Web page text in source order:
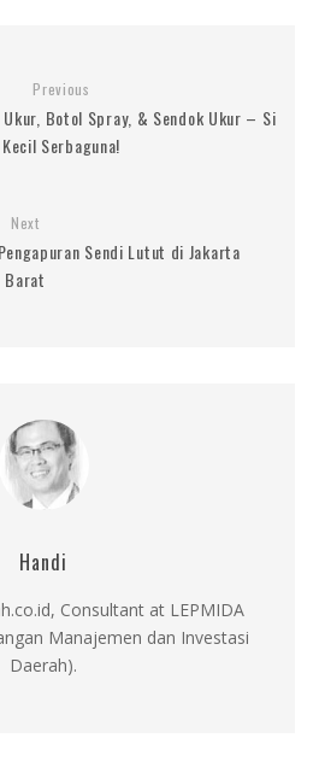
Previous
Ukur, Botol Spray, & Sendok Ukur – Si
Kecil Serbaguna!
Next
Sendi Lutut di Jakarta
Barat
Handi
Consultant at LEPMIDA
Manajemen dan Investasi
Daerah).